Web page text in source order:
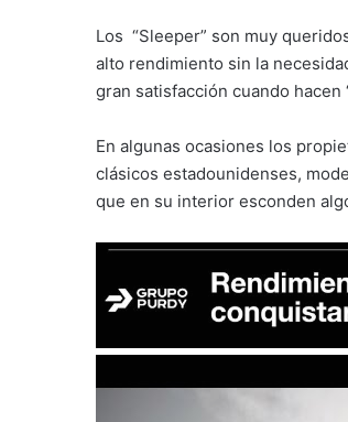
Los “Sleeper” son muy
alto rendimiento sin la
gran satisfacción cuando hacen
En algunas ocasiones los
clásicos estadounidenses,
que en su interior esconden